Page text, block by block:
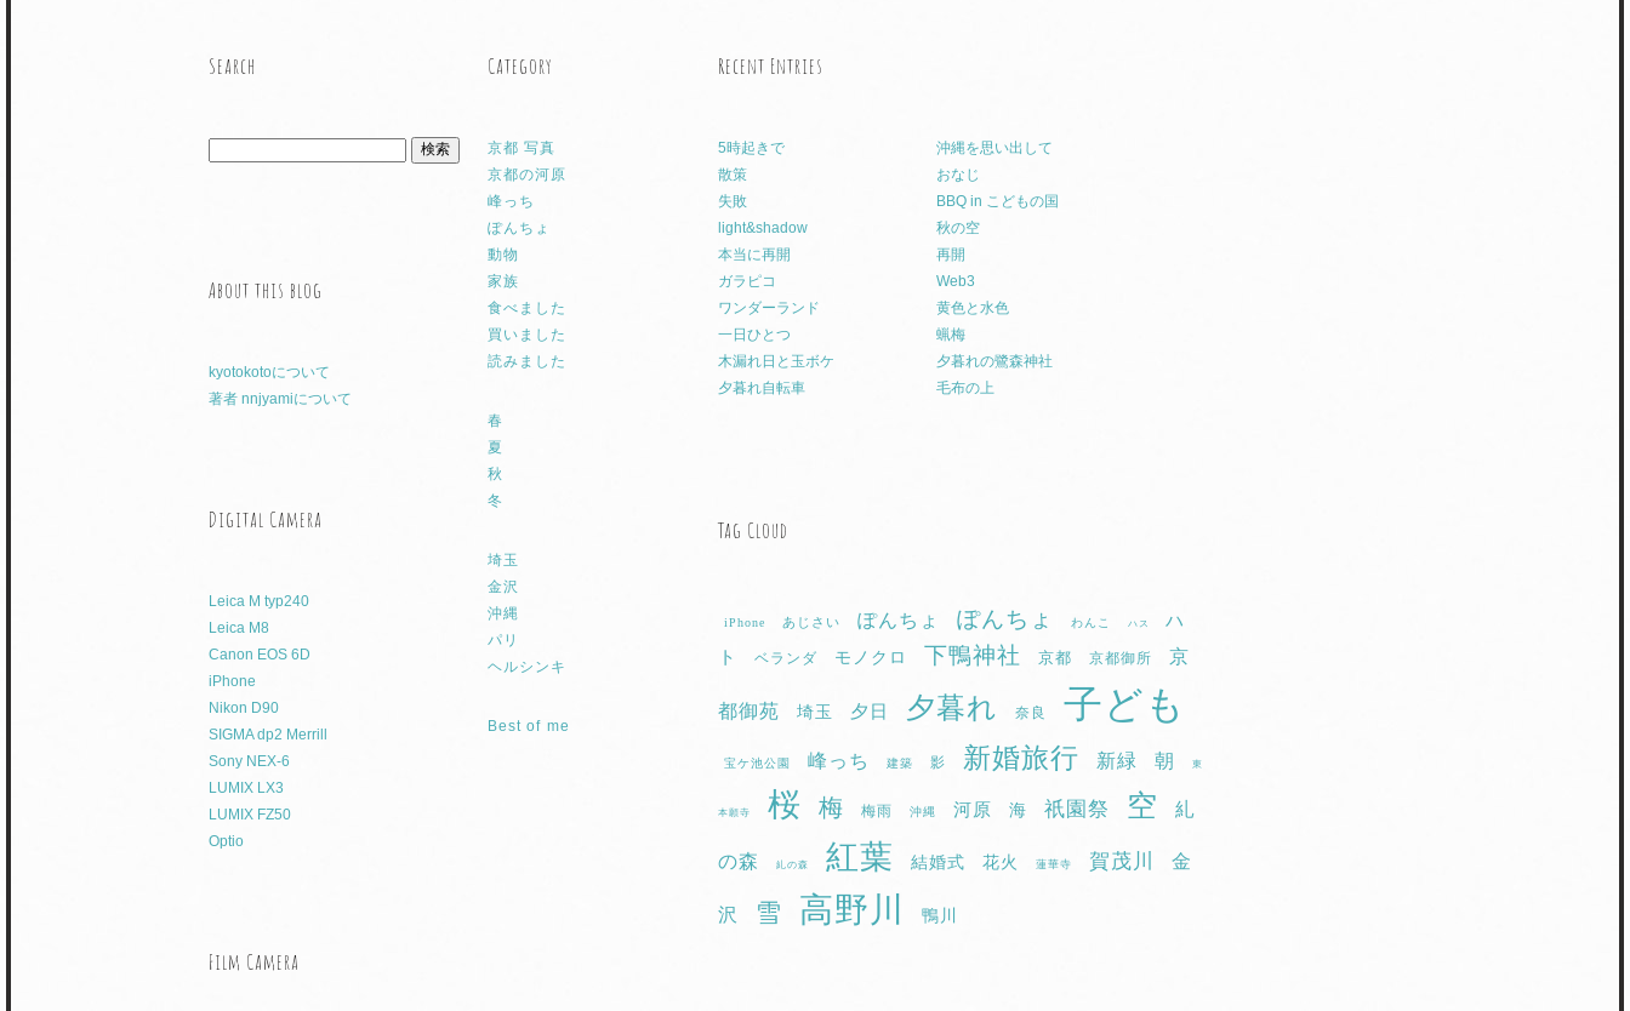
Search
About this blog
kyotokotoについて
著者 nnjyamiについて
Digital Camera
Leica M typ240
Leica M8
Canon EOS 6D
iPhone
Nikon D90
SIGMA dp2 Merrill
Sony NEX-6
LUMIX LX3
LUMIX FZ50
Optio
Film Camera
Category
京都 写真
京都の河原
峰っち
ぽんちょ
動物
家族
食べました
買いました
読みました
春
夏
秋
冬
埼玉
金沢
沖縄
パリ
ヘルシンキ
Best of me
Recent Entries
5時起きで
沖縄を思い出して
散策
おなじ
失敗
BBQ in こどもの国
light&shadow
秋の空
本当に再開
再開
ガラピコ
Web3
ワンダーランド
黄色と水色
一日ひとつ
蝋梅
木漏れ日と玉ボケ
夕暮れの鷺森神社
夕暮れ自転車
毛布の上
Tag Cloud
iPhone あじさい ぽんちょ ぽんちょ わんこ ハス
ハ
ト
ベランダ モノクロ 下鴨神社 京都 京都御所 京
都御苑 埼玉 夕日 夕暮れ 奈良 子ども
宝ケ池公園 峰っち 建築 影 新婚旅行 新緑 朝 東
本願寺 桜 梅 梅雨 沖縄 河原 海 祇園祭 空 糺
の森 糺の森 紅葉 結婚式 花火 蓮華寺 賀茂川 金
沢 雪 高野川 鴨川